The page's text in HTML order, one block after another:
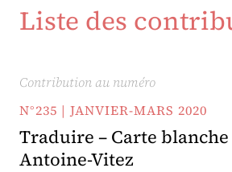
Liste des
Contribution au numéro
N°235 | JANVIER-MARS 2020
Traduire – Carte
Antoine-Vitez